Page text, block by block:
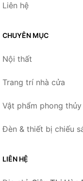
Liên hệ
CHUYÊN MỤC
Nội thất
Trang trí nhà cửa
Vật phẩm phong thủy
Đèn & thiết bị chiếu
LIÊN HỆ